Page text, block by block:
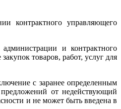
контрактного управляющего
и контрактного
товаров, работ, услуг для
с заранее определенным
от недействующий
и не может быть введена в